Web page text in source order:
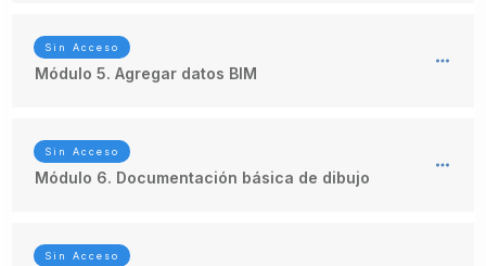
Sin Acceso
Módulo 5. Agregar datos BIM
Sin Acceso
Módulo 6. Documentación básica de dibujo
Sin Acceso